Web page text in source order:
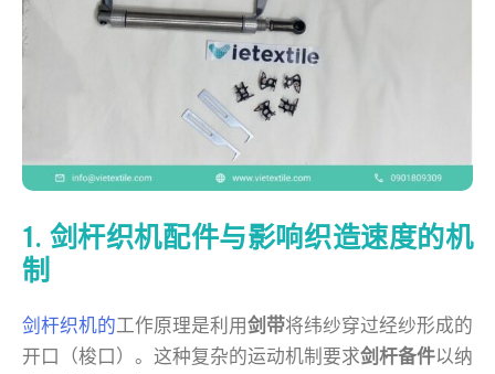
1. 剑杆织机配件与影响织造速度的机
制
剑杆织机的工作原理是利用剑带将纬纱穿过经纱形成的
开口（梭口）。这种复杂的运动机制要求剑杆备件以纳